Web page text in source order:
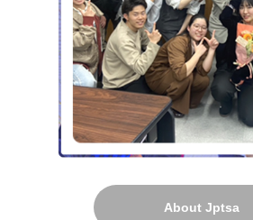
About Jptsa